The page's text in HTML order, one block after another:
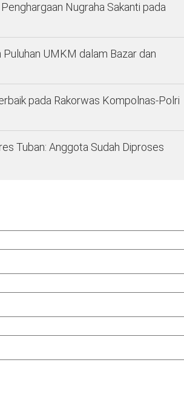
Nugraha Sakanti pada
UMKM dalam Bazar dan
pada Rakorwas Kompolnas-Polri
Tuban: Anggota Sudah Diproses